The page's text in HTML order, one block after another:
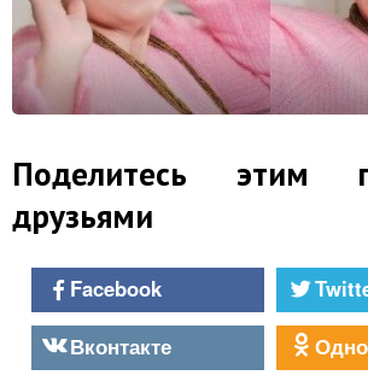
Поделитесь этим
друзьями
Facebook
Вконтакте